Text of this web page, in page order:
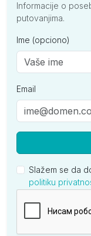
Informacije o
putovanjima.
Ime (opciono)
Email
Slažem se da
politiku